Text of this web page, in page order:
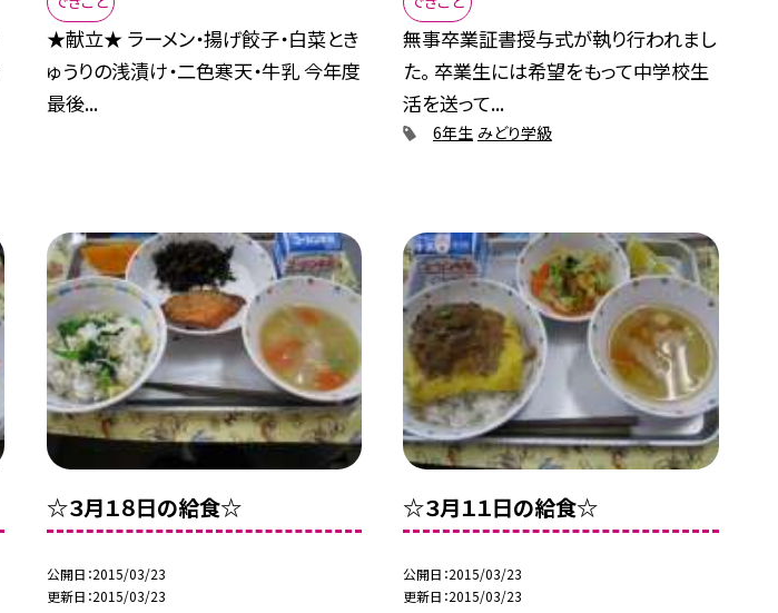
★献立★ ラーメン・揚げ餃子・白菜とき
ゅうりの浅漬け・二色寒天・牛乳 今年度
最後...
無事卒業証書授与式が執り行われまし
た。 卒業生には希望をもって中学校生
活を送って...
6年生 みどり学級
☆３月１８日の給食☆
公開日 2015/03/23
更新日 2015/03/23
☆３月１１日の給食☆
公開日 2015/03/23
更新日 2015/03/23